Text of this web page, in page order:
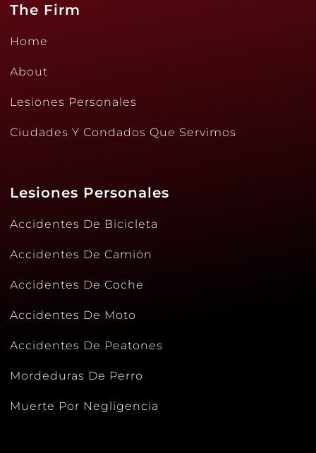
The Firm
Home
About
Lesiones Personales
Ciudades Y Condados Que Servimos
Lesiones Personales
Accidentes De Bicicleta
Accidentes De Camión
Accidentes De Coche
Accidentes De Moto
Accidentes De Peatones
Mordeduras De Perro
Muerte Por Negligencia